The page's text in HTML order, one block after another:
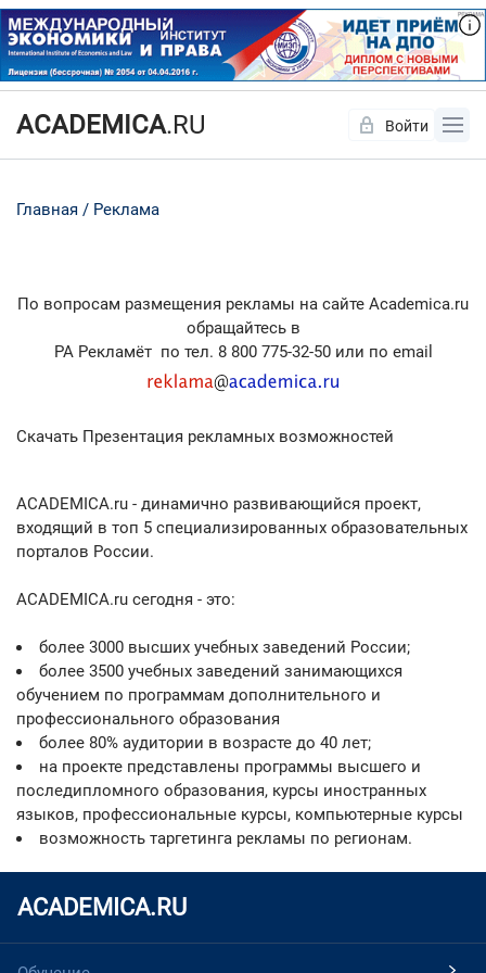
ACADEMICA.RU Войти
Главная Реклама
По вопросам размещения рекламы на сайте Academica.ru
обращайтесь в
РА Рекламёт по тел. 8 800 775-32-50 или по email
Скачать Презентация рекламных возможностей
ACADEMICA.ru - динамично развивающийся проект,
входящий в топ 5 специализированных образовательных
порталов России.
ACADEMICA.ru сегодня - это:
более 3000 высших учебных заведений России;
более 3500 учебных заведений занимающихся
обучением по программам дополнительного и
профессионального образования
более 80% аудитории в возрасте до 40 лет;
на проекте представлены программы высшего и
последипломного образования, курсы иностранных
языков, профессиональные курсы, компьютерные курсы
возможность таргетинга рекламы по регионам.
ACADEMICA.RU
Да Нет